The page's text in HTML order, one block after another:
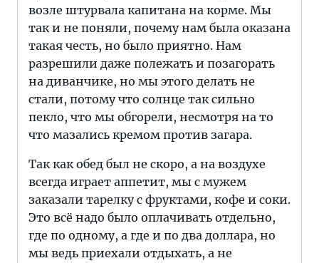
возле штурвала капитана на корме. Мы
так и не поняли, почему нам была оказана
такая честь, но было приятно. Нам
разрешили даже полежать и позагорать
на диванчике, но мы этого делать не
стали, потому что солнце так сильно
пекло, что мы обгорели, несмотря на то
что мазались кремом против загара.
Так как обед был не скоро, а на воздухе
всегда играет аппетит, мы с мужем
заказали тарелку с фруктами, кофе и соки.
Это всё надо было оплачивать отдельно,
где по одному, а где и по два доллара, но
мы ведь приехали отдыхать, а не